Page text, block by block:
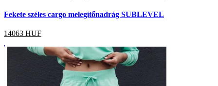
Fekete széles cargo melegítőnadrág SUBLEVEL
14063 HUF